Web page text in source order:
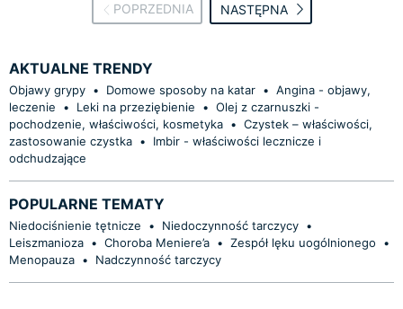
POPRZEDNIA NASTĘPNA
AKTUALNE TRENDY
Objawy grypy • Domowe sposoby na katar • Angina - objawy,
leczenie
• Leki na przeziębienie • Olej z czarnuszki -
pochodzenie, właściwości, kosmetyka • Czystek – właściwości,
zastosowanie czystka •
Imbir - właściwości lecznicze i
odchudzające
POPULARNE TEMATY
Niedociśnienie tętnicze • Niedoczynność tarczycy •
Leiszmanioza • Choroba Meniere’a • Zespół lęku uogólnionego
•
Menopauza • Nadczynność tarczycy